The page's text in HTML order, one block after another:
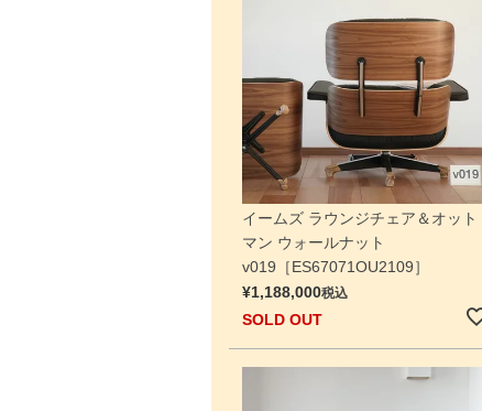
イームズ ラウンジチェア＆オット
マン ウォールナット
v019［ES67071OU2109］
¥1,188,000税込
SOLD OUT